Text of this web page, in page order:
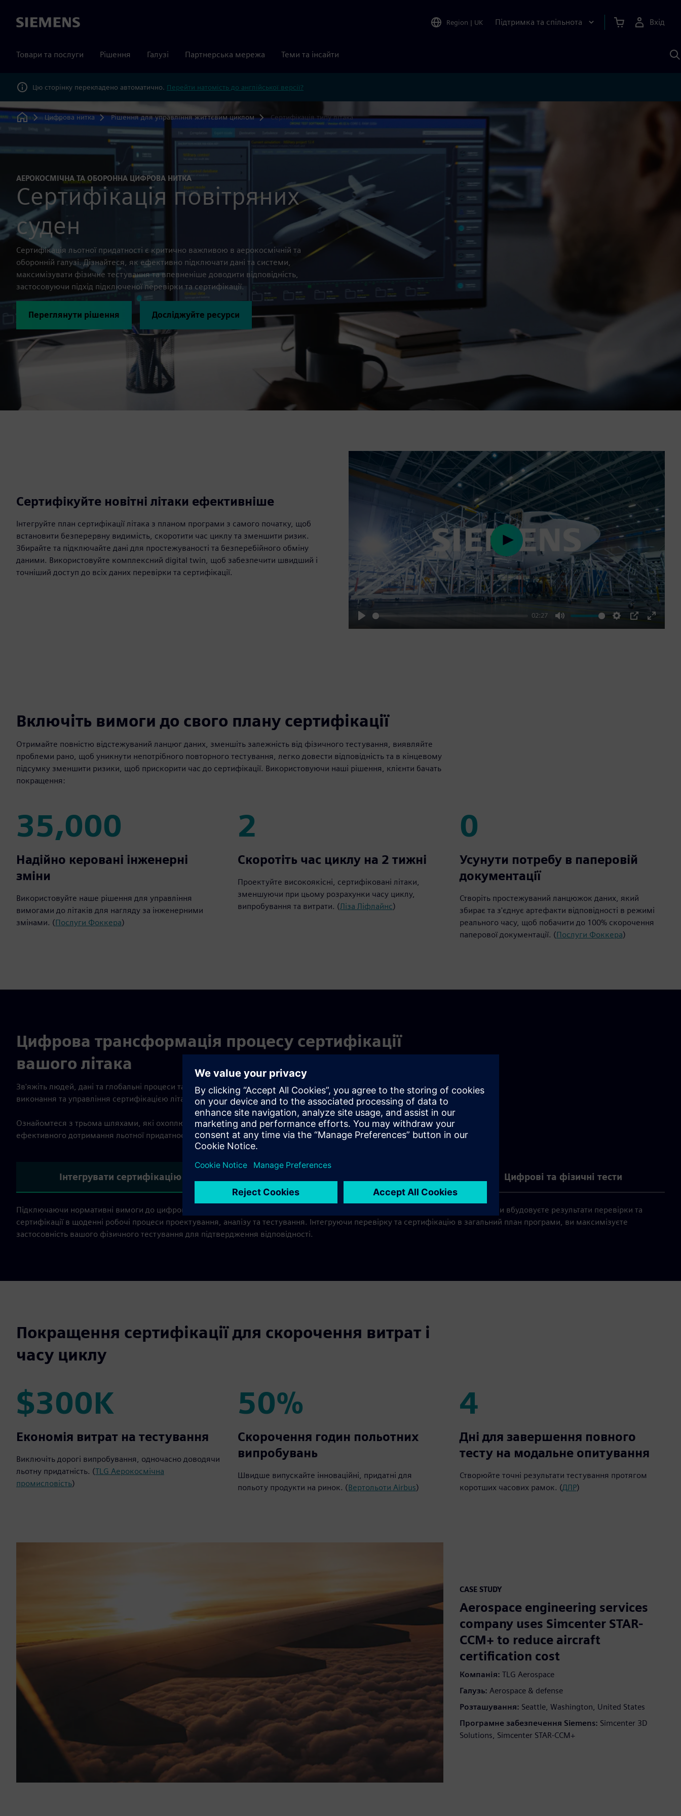
Siemens Region | UK Підтримка та спільнота Вхід
Товари та послуги Рішення Галузі Партнерська мережа Теми та інсайти
Цю сторінку перекладено автоматично. Перейти натомість до англійської версії?
Home
Цифрова нитка Рішення для управління життєвим циклом Сертифікація типу літака
АЕРОКОСМІЧНА ТА ОБОРОННА ЦИФРОВА НИТКА
Сертифікація повітряних
суден
Сертифікація льотної придатності є критично важливою в аерокосмічній та
оборонній галузі. Дізнайтеся, як ефективно підключати дані та системи,
максимізувати фізичне тестування та впевненіше доводити відповідність,
застосовуючи підхід підключеної перевірки та сертифікації.
Переглянути рішення Досліджуйте ресурси
Сертифікуйте новітні літаки ефективніше
Інтегруйте план сертифікації літака з планом програми з самого початку, щоб
встановити безперервну видимість, скоротити час циклу та зменшити ризик.
Збирайте та підключайте дані для простежуваності та безперебійного обміну
даними. Використовуйте комплексний digital twin, щоб забезпечити швидший і
точніший доступ до всіх даних перевірки та сертифікації.
Play
02:27
Mute Settings
PIP
Enter
Play
Включіть вимоги до свого плану сертифікації
Отримайте повністю відстежуваний ланцюг даних, зменшіть залежність від фізичного тестування, виявляйте
проблеми рано, щоб уникнути непотрібного повторного тестування, легко довести відповідність та в кінцевому
підсумку зменшити ризики, щоб прискорити час до сертифікації. Використовуючи наші рішення, клієнти бачать
покращення:
35,000
35,000
Надійно керовані інженерні
зміни
Використовуйте наше рішення для управління
вимогами до літаків для нагляду за інженерними
змінами. (Послуги Фоккера)
2
2
Скоротіть час циклу на 2 тижні
Проектуйте високоякісні, сертифіковані літаки,
зменшуючи при цьому розрахунки часу циклу,
випробування та витрати. (Ліза Ліфлайнс)
0
0
Усунути потребу в паперовій
документації
Створіть простежуваний ланцюжок даних, який
збирає та з'єднує артефакти відповідності в режимі
реального часу, щоб побачити до 100% скорочення
паперової документації. (Послуги Фоккера)
Цифрова трансформація процесу сертифікації
вашого літака
Зв'яжіть людей, дані та глобальні процеси та впроваджуйте автоматизацію в планування, планування,
виконання та управління сертифікацією літаків. Оптимізуйте сертифікацію для нових типів конструкцій.
Ознайомтеся з трьома шляхами, які охоплюють наші рішення, щоб допомогти вам досягти точного та
ефективного дотримання льотної придатності.
Інтегрувати сертифікацію Цифрові та фізичні тести
Підключаючи нормативні вимоги до цифрової моделі — починаючи з самого раннього етапу (вимоги системної інженерії) — ви вбудовуєте результати перевірки та
сертифікації в щоденні робочі процеси проектування, аналізу та тестування. Інтегруючи перевірку та сертифікацію в загальний план програми, ви максимізуєте
застосовність вашого фізичного тестування для підтвердження відповідності.
Покращення сертифікації для скорочення витрат і
часу циклу
$300K
$300K
Економія витрат на тестування
Виключіть дорогі випробування, одночасно доводячи
льотну придатність. (TLG Аерокосмічна
промисловість)
50%
50%
Скорочення годин польотних
випробувань
Швидше випускайте інноваційні, придатні для
польоту продукти на ринок. (Вертольоти Airbus)
4
4
Дні для завершення повного
тесту на модальне опитування
Створюйте точні результати тестування протягом
коротших часових рамок. (ДЛР)
CASE STUDY
Aerospace engineering services
company uses Simcenter STAR-
CCM+ to reduce aircraft
certification cost
Компанія: TLG Aerospace
Галузь: Aerospace & defense
Розташування: Seattle, Washington, United States
Програмне забезпечення Siemens: Simcenter 3D
Solutions, Simcenter STAR-CCM+